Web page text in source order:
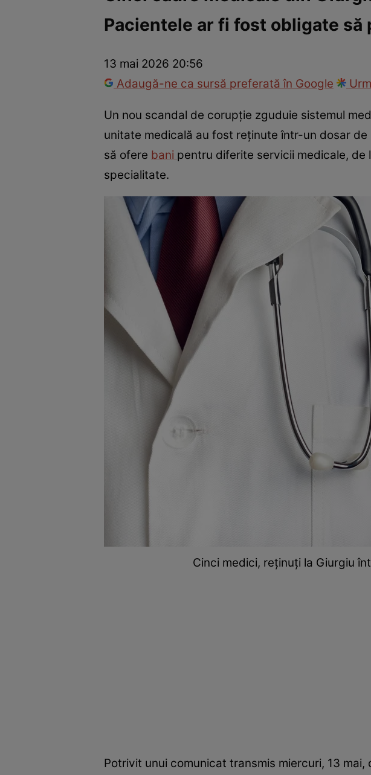
InternaționalFapt diversTehnologieNaționalSport
Pacientele ar fi fost obligate
13 mai 2026 20:56
Adaugă-ne ca sursă preferată în Google
Un nou scandal de corupție zguduie sistemul
unitate medicală au fost reținute într-un dosar
să ofere bani pentru diferite servicii medicale,
specialitate.
Cinci medici, reținuți la Giurgiu
Potrivit unui comunicat transmis miercuri, 13